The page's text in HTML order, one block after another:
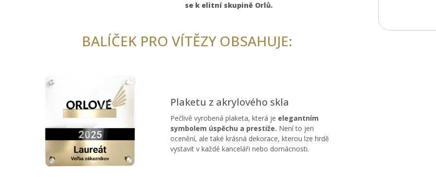
se k elitní skupině Orlů.
BALÍČEK PRO VÍTĚZY OBSAHUJE:
Plaketu z akrylového skla
Pečlivě vyrobená plaketa, která je elegantním
symbolem úspěchu a prestiže. Není to jen
ocenění, ale také krásná dekorace, kterou lze hrdě
vystavit v každé kanceláři nebo domácnosti.